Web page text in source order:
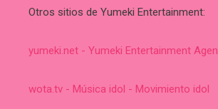
Otros sitios de Yumeki Entertainment:
yumeki.net - Yumeki Entertainment
wota.tv - Música idol - Movimiento idol